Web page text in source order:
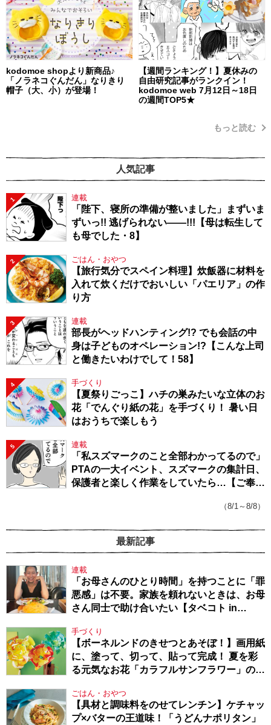
kodomoe shopより新商品♪
「ノラネコぐんだん」なりきり
帽子（大、小）が登場！
【週間ランキング！】夏休みの
自由研究記事がランクイン！
kodomoe web 7月12日～18日
の週間TOP5★
もっと読む
人気記事
1 連載
「陛下、寝所の準備が整いました」まずいま
ずいっ!! 逃げられない――!!!【母は転生して
も母でした・8】
2 ごはん・おやつ
【旅行気分でスペイン料理】炊飯器に材料を
入れて炊くだけでおいしい「パエリア」の作
り方
3 連載
部長がヘッドハンティング!? でも会話の中
身は子どものオペレーション!?【こんな上司
と働きたいわけでして！58】
4 手づくり
【夏祭りごっこ】ハチの巣みたいな立体のお
花「でんぐり紙の花」を手づくり！ 暑い日
はおうちで楽しもう
5 連載
「私スズマークのこと全部わかってるので」
PTAの一大イベント、スズマークの集計日、
保護者と楽しく作業をしていたら…【ご奉仕
（8/1～8/8）
最新記事
連載
「お母さんのひとり時間」を持つことに「罪
悪感」は不要。家族を頼れないときは、お母
さん同士で助け合いたい【タベコト in
手づくり
【ボーネルンドのきせつとあそぼ！】画用紙
に、塗って、切って、貼って完成！ 夏を彩
る元気なお花「カラフルサンフラワー」の作
ごはん・おやつ
【具材と調味料をのせてレンチン】ケチャッ
プ×バターの王道味！「うどんナポリタン」